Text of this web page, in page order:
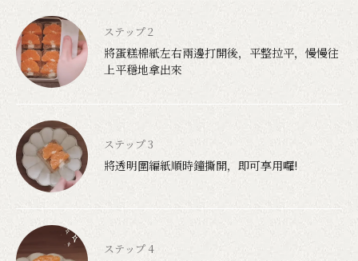
將蛋糕棉紙左右兩邊打開後，平整拉平，慢慢往
上平穩地拿出來
將透明圍編紙順時鐘撕開，即可享用囉!